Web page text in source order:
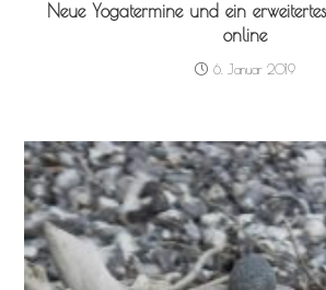
Neue Yogatermine und ein
online
6. Januar 2019